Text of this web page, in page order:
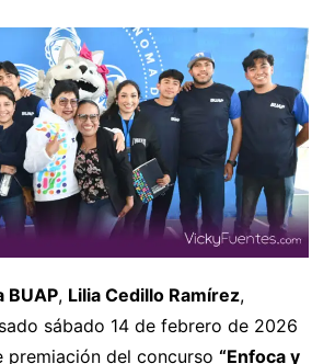
BUAP, Lilia Cedillo Ramírez,
sábado 14 de febrero de 2026
premiación del concurso “Enfoca y